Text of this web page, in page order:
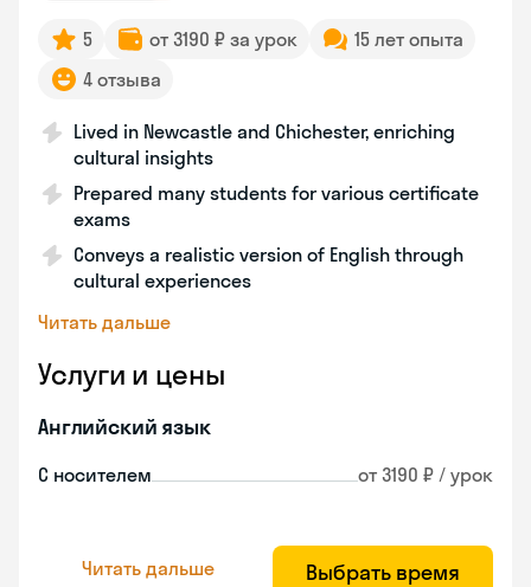
5 от 3190 ₽ за урок
15 лет опыта
4 отзыва
Lived in Newcastle and Chichester, enriching
cultural insights
Prepared many students for various certificate
exams
Conveys a realistic version of English through
cultural experiences
Читать дальше
Услуги и цены
Английский язык
С носителем от 3190 ₽ / урок
Читать дальше Выбрать время